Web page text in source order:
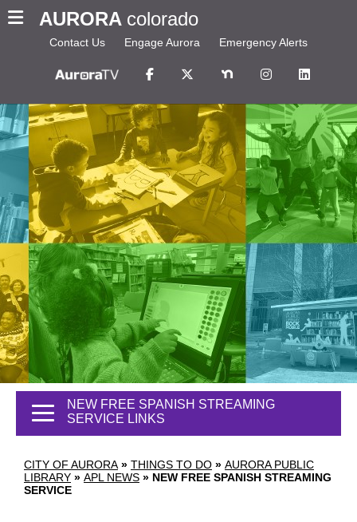
AURORA colorado
Contact Us Engage Aurora Emergency Alerts
CITY OF AURORA » THINGS TO DO » AURORA PUBLIC
LIBRARY » APL NEWS » NEW FREE SPANISH STREAMING
SERVICE
NEW FREE SPANISH STREAMING
SERVICE LINKS